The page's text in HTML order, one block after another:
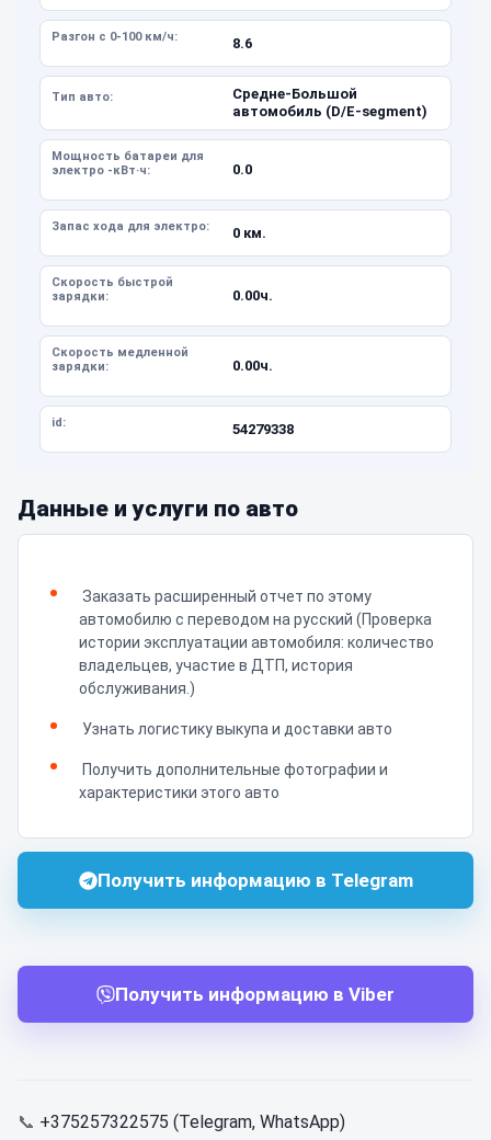
Разгон с 0-100 км/ч: 8.6
Тип авто:
Средне-Большой
автомобиль (D/E-segment)
Мощность батареи для
электро -кВт·ч:
0.0
Запас хода для электро: 0 км.
Скорость быстрой
зарядки:
0.00ч.
Скорость медленной
зарядки:
0.00ч.
id: 54279338
Данные и услуги по авто
Заказать расширенный отчет по этому
автомобилю с переводом на русский (Проверка
истории эксплуатации автомобиля: количество
владельцев, участие в ДТП, история
обслуживания.)
Узнать логистику выкупа и доставки авто
Получить дополнительные фотографии и
характеристики этого авто
Получить информацию в Telegram
Получить информацию в Viber
📞 +375257322575 (Telegram, WhatsApp)